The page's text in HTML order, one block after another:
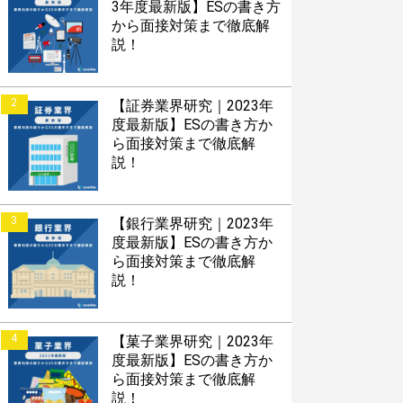
3年度最新版】ESの書き方
から面接対策まで徹底解
説！
2
【証券業界研究｜2023年
度最新版】ESの書き方か
ら面接対策まで徹底解
説！
3
【銀行業界研究｜2023年
度最新版】ESの書き方か
ら面接対策まで徹底解
説！
4
【菓子業界研究｜2023年
度最新版】ESの書き方か
ら面接対策まで徹底解
説！